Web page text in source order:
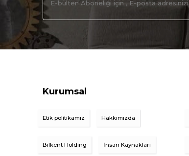
Kurumsal
Etik politikamız Hakkımızda
Bilkent Holding İnsan Kaynakları